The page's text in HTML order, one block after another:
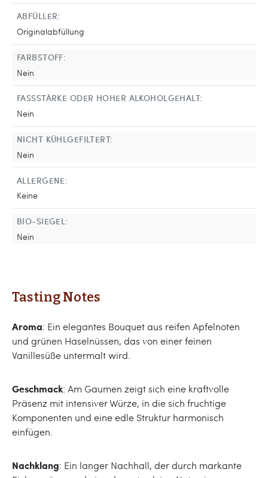
ABFÜLLER:
Originalabfüllung
FARBSTOFF:
Nein
FASSSTÄRKE ODER HOHER ALKOHOLGEHALT:
Nein
NICHT KÜHLGEFILTERT:
Nein
ALLERGENE:
Keine
BIO-SIEGEL:
Nein
Tasting Notes
Aroma: Ein elegantes Bouquet aus reifen Apfelnoten
und grünen Haselnüssen, das von einer feinen
Vanillesüße untermalt wird.
Geschmack: Am Gaumen zeigt sich eine kraftvolle
Präsenz mit intensiver Würze, in die sich fruchtige
Komponenten und eine edle Struktur harmonisch
einfügen.
Nachklang: Ein langer Nachhall, der durch markante